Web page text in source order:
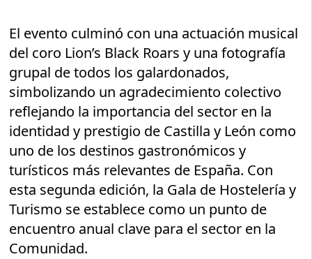
El evento culminó con una actuación musical
del coro Lion’s Black Roars y una fotografía
grupal de todos los galardonados,
simbolizando un agradecimiento colectivo
reflejando la importancia del sector en la
identidad y prestigio de Castilla y León como
uno de los destinos gastronómicos y
turísticos más relevantes de España. Con
esta segunda edición, la Gala de Hostelería y
Turismo se establece como un punto de
encuentro anual clave para el sector en la
Comunidad.